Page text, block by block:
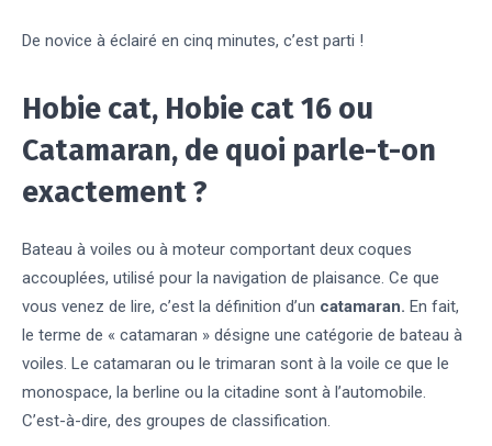
De novice à éclairé en cinq minutes, c’est parti !
Hobie cat, Hobie cat 16 ou
Catamaran, de quoi parle-t-on
exactement ?
Bateau à voiles ou à moteur comportant deux coques
accouplées, utilisé pour la navigation de plaisance. Ce que
vous venez de lire, c’est la définition d’un catamaran. En fait,
le terme de « catamaran » désigne une catégorie de bateau à
voiles. Le catamaran ou le trimaran sont à la voile ce que le
monospace, la berline ou la citadine sont à l’automobile.
C’est-à-dire, des groupes de classification.